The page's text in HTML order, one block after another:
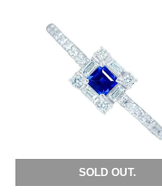
SOLD OUT.